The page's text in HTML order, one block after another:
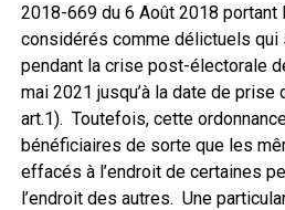
2018-669 du 6 Août 2018 portant
considérés comme délictuels qui
pendant la crise post-électorale
mai 2021 jusqu’à la date de prise
art.1). Toutefois, cette
bénéficiaires de sorte que les
effacés à l’endroit de certaines
l’endroit des autres. Une